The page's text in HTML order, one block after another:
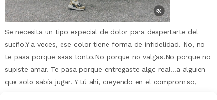
Se necesita un tipo especial de dolor para despertarte del
sueño.Y a veces, ese dolor tiene forma de infidelidad. No, no
te pasa porque seas tonto.No porque no valgas.No porque no
supiste amar. Te pasa porque entregaste algo real…a alguien
que solo sabía jugar. Y tú ahí, creyendo en el compromiso,